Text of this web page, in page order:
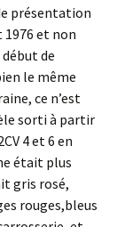
présentation
1976 et non
de
le même
ce n’est
sorti à partir
4 et 6 en
était plus
gris rosé,
rouges,bleus